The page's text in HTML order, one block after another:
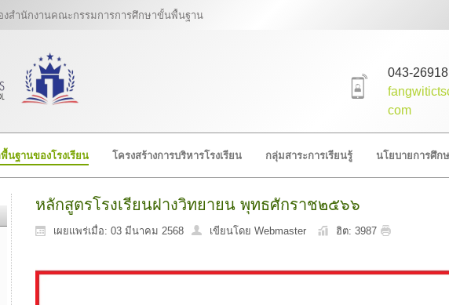
ำนักงานคณะกรรมการการศึกษาขั้นพื้นฐาน
043-
com
นฐานของโรงเรียน โครงสร้างการบริหารโรงเรียน กลุ่มสาระการเรียนรู้ นโยบายการศึก
หลักสูตรโรงเรียนฝางวิทยายน พุทธศักราช๒๕๖๖
เผยแพร่เมื่อ: 03 มีนาคม 2568 เขียนโดย Webmaster ฮิต: 3987